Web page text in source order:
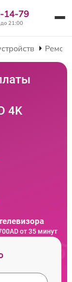
14-79
21:00
4K
от 35 минут